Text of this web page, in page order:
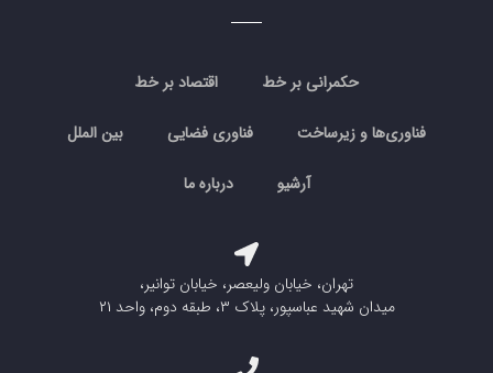
حکمرانی بر خط اقتصاد بر خط
فناوری‌ها و زیرساخت فناوری فضایی بین الملل
آرشیو درباره ما
تهران، خیابان ولیعصر، خیابان توانیر،
میدان شهید عباسپور، پلاک ۳، طبقه دوم، واحد ۲۱